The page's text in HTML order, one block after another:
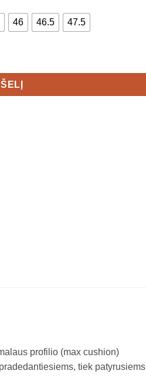
46 46.5 47.5
profilio (max cushion)
tiek patyrusiems